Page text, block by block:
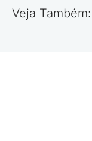
Veja Também: